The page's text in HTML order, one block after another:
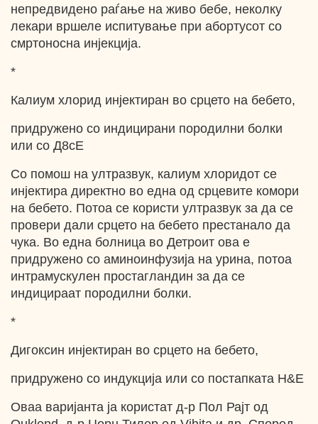
непредвидено раѓање на живо бебе, неколку
лекари вршеле испитување при абортусот со
смртоносна инјекција.
*
Калиум хлорид инјектиран во срцето на бебето,
придружено со индицирани породилни болки
или со Д8сЕ
Co помош на ултразвук, калиум хлоридот се
инјектира директно во една од срцевите комори
на бебето. Потоа се користи ултразвук за да се
провери дали срцето на бебето престанало да
чука. Во една болница во Детроит ова е
придружено со аминоинфузија на урина, потоа
интрамускулен простагландин за да се
индицираат породилни болки.
*
Дигоксин инјектиран во срцето на бебето,
придружено со индукција или со постапката H&E
Оваа варијанта ја користат д-р Пол Рајт од